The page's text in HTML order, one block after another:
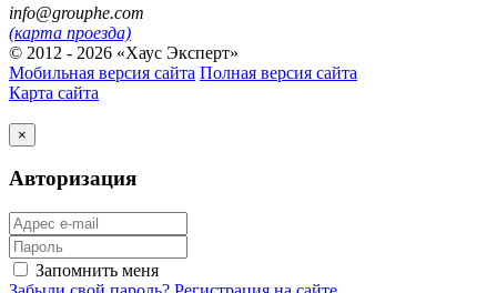
info@grouphe.com
(карта проезда)
© 2012 - 2026 «Хаус Эксперт»
Мобильная версия сайта Полная версия сайта
Карта сайта
×
Авторизация
Запомнить меня